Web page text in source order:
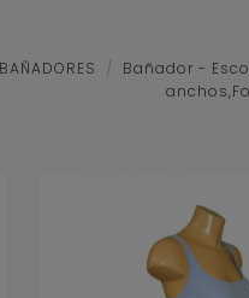
BAÑADORES
Bañador -